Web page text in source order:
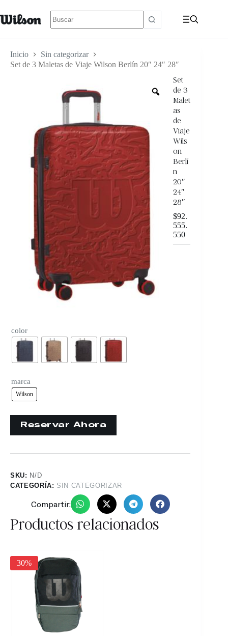
Inicio
Sin categorizar
Set de 3 Maletas de Viaje Wilson Berlín 20″ 24″ 28″
Set
de 3
Malet
as
de
Viaje
Wils
on
Berlí
n
20″
24″
28″
$92.
555.
550
color
marca
Wilson
SKU: N/D
CATEGORÍA: SIN CATEGORIZAR
Compartir:
Productos relacionados
30%